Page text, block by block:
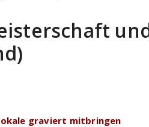
graviert mitbringen